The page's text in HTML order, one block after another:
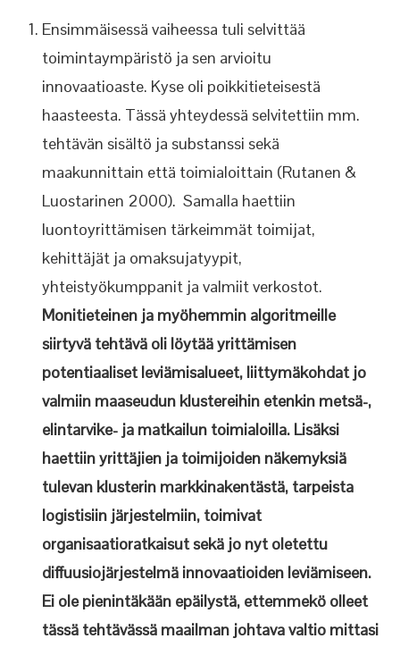
Ensimmäisessä vaiheessa tuli selvittää
toimintaympäristö ja sen arvioitu
innovaatioaste. Kyse oli poikkitieteisestä
haasteesta. Tässä yhteydessä selvitettiin mm.
tehtävän sisältö ja substanssi sekä
maakunnittain että toimialoittain (Rutanen &
Luostarinen 2000). Samalla haettiin
luontoyrittämisen tärkeimmät toimijat,
kehittäjät ja omaksujatyypit,
yhteistyökumppanit ja valmiit verkostot.
Monitieteinen ja myöhemmin algoritmeille
siirtyvä tehtävä oli löytää yrittämisen
potentiaaliset leviämisalueet, liittymäkohdat jo
valmiin maaseudun klustereihin etenkin metsä-,
elintarvike- ja matkailun toimialoilla. Lisäksi
haettiin yrittäjien ja toimijoiden näkemyksiä
tulevan klusterin markkinakentästä, tarpeista
logistisiin järjestelmiin, toimivat
organisaatioratkaisut sekä jo nyt oletettu
diffuusiojärjestelmä innovaatioiden leviämiseen.
Ei ole pienintäkään epäilystä, ettemmekö olleet
tässä tehtävässä maailman johtava valtio mittasi